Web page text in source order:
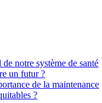
notre système de santé
un futur ?
de la maintenance
?